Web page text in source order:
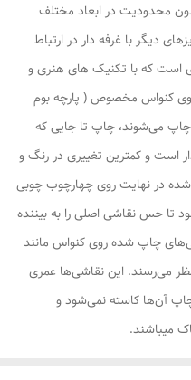
محدودیت در ابعاد مختلف
دیگر با غرفه دار در ارتباط
است که با تکنیک های هنری و
کنواس مخصوص ( پارچه بوم
چاپ می‌شوند، چاپ تا جایی که
است و کمترین تغییری در رنگ و
در نهایت روی چهارچوب چوبی
حس نقاشی اصلی را به بیننده
چاپ شده روی کنواس مانند
می‌رسند. این نقاشی‌ها عمری
آن‌ها کاسته نمی‌شود و
میباشند.